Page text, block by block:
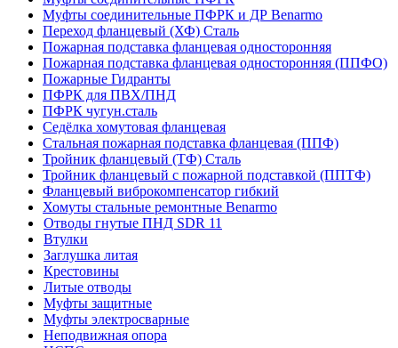
Муфты соединительные ПФРК и ДР Benarmo
Переход фланцевый (ХФ) Сталь
Пожарная подставка фланцевая односторонняя
Пожарная подставка фланцевая односторонняя (ППФО)
Пожарные Гидранты
ПФРК для ПВХ/ПНД
ПФРК чугун.сталь
Седёлка хомутовая фланцевая
Стальная пожарная подставка фланцевая (ППФ)
Тройник фланцевый (ТФ) Сталь
Тройник фланцевый с пожарной подставкой (ППТФ)
Фланцевый виброкомпенсатор гибкий
Хомуты стальные ремонтные Benarmo
Отводы гнутые ПНД SDR 11
Втулки
Заглушка литая
Крестовины
Литые отводы
Муфты защитные
Муфты электросварные
Неподвижная опора